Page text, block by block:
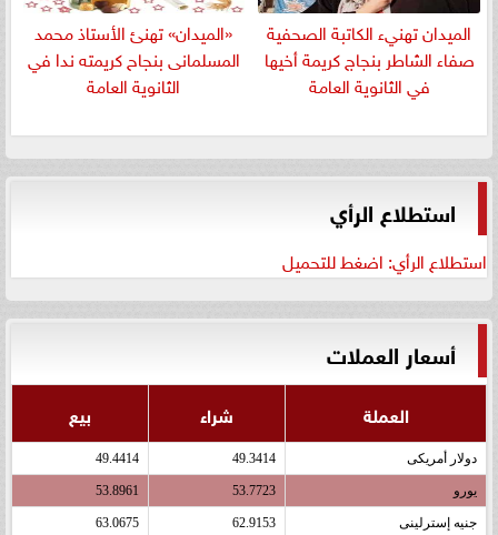
الميدان تهنيء الكاتبة الصحفية
صفاء الشاطر بنجاج كريمة أخيها
في الثانوية العامة
«الميدان» تهنئ الأستاذ محمد
المسلمانى بنجاح كريمته ندا في
الثانوية العامة
استطلاع الرأي
استطلاع الرأي: اضغط للتحميل
أسعار العملات
العملة شراء بيع
دولار أمريكى 49.3414
49.4414
يورو 53.7723
53.8961
جنيه إسترلينى 62.9153
63.0675